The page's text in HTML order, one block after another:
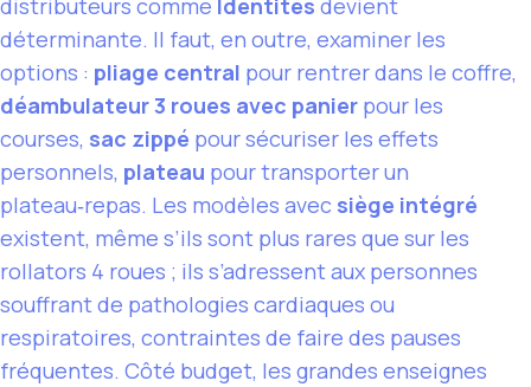
déterminante. Il faut, en outre, examiner les
options : pliage central pour rentrer dans le coffre,
déambulateur 3 roues avec panier pour les
courses, sac zippé pour sécuriser les effets
personnels, plateau pour transporter un
plateau‑repas. Les modèles avec siège intégré
existent, même s’ils sont plus rares que sur les
rollators 4 roues ; ils s’adressent aux personnes
souffrant de pathologies cardiaques ou
respiratoires, contraintes de faire des pauses
fréquentes. Côté budget, les grandes enseignes